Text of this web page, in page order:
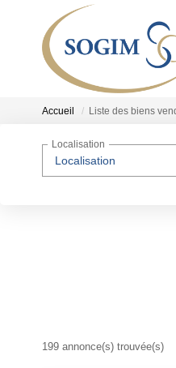
Accueil Liste des biens
Localisation
Localisation
199 annonce(s) trouvée(s)